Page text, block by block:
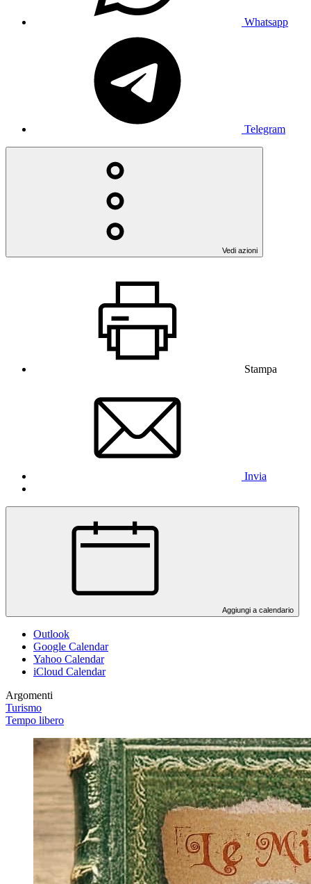
Whatsapp
Telegram
Vedi azioni
Stampa
Invia
Aggiungi a calendario
Outlook
Google Calendar
Yahoo Calendar
iCloud Calendar
Argomenti
Turismo
Tempo libero